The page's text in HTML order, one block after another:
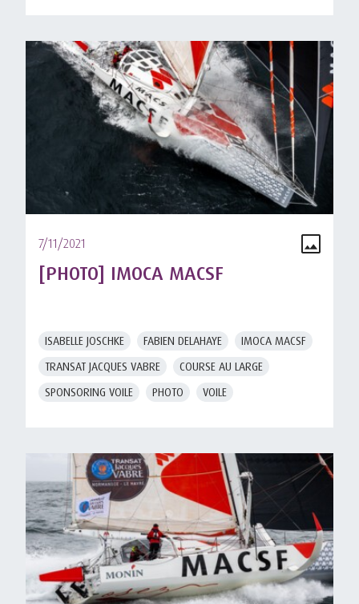
7/11/2021
[PHOTO] IMOCA MACSF
ISABELLE JOSCHKE FABIEN DELAHAYE
IMOCA MACSF
TRANSAT JACQUES VABRE
COURSE AU LARGE
SPONSORING VOILE
PHOTO VOILE